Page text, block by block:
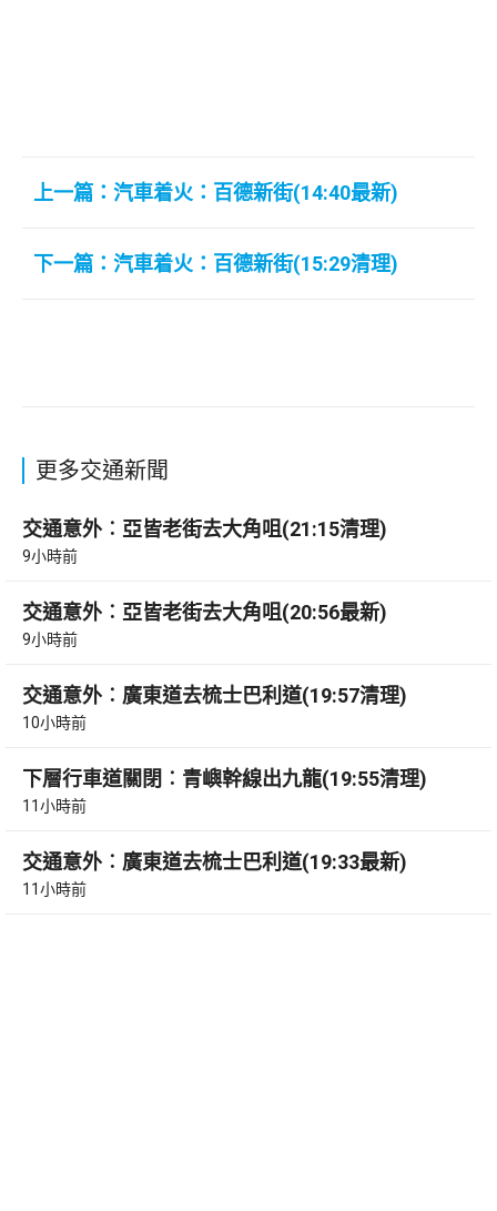
上一篇：汽車着火：百德新街(14:40最新)
下一篇：汽車着火：百德新街(15:29清理)
更多交通新聞
交通意外︰亞皆老街去大角咀(21:15清理)
9小時前
交通意外︰亞皆老街去大角咀(20:56最新)
9小時前
交通意外︰廣東道去梳士巴利道(19:57清理)
10小時前
下層行車道關閉︰青嶼幹線出九龍(19:55清理)
11小時前
交通意外︰廣東道去梳士巴利道(19:33最新)
11小時前